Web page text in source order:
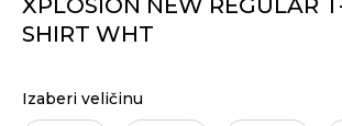
XPLOSION NEW REGULAR
SHIRT WHT
Izaberi veličinu